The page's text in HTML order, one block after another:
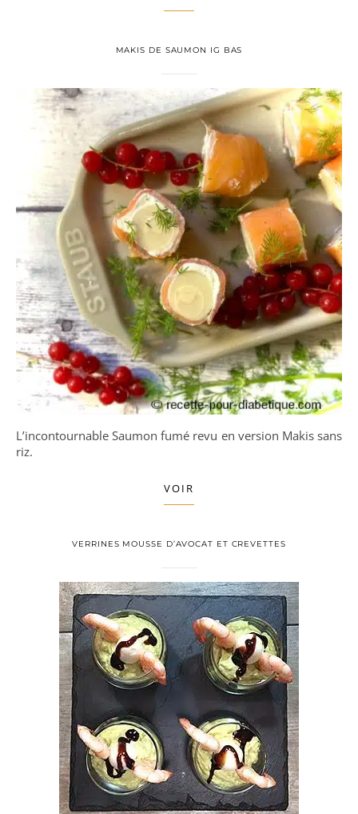
MAKIS DE SAUMON IG BAS
L’incontournable Saumon fumé revu en version Makis sans
riz.
VOIR
VERRINES MOUSSE D’AVOCAT ET CREVETTES